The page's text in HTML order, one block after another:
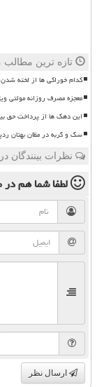
تازه ترین مطالب
کدام خوراکی ها از لخته
معجزه مصرف روزانه مولتی
این دهک ها از پرداخت حق
سگ و گربه در مظان بهتان
نظرات بینندگان
لطفا شما همدر
ارسال نظر